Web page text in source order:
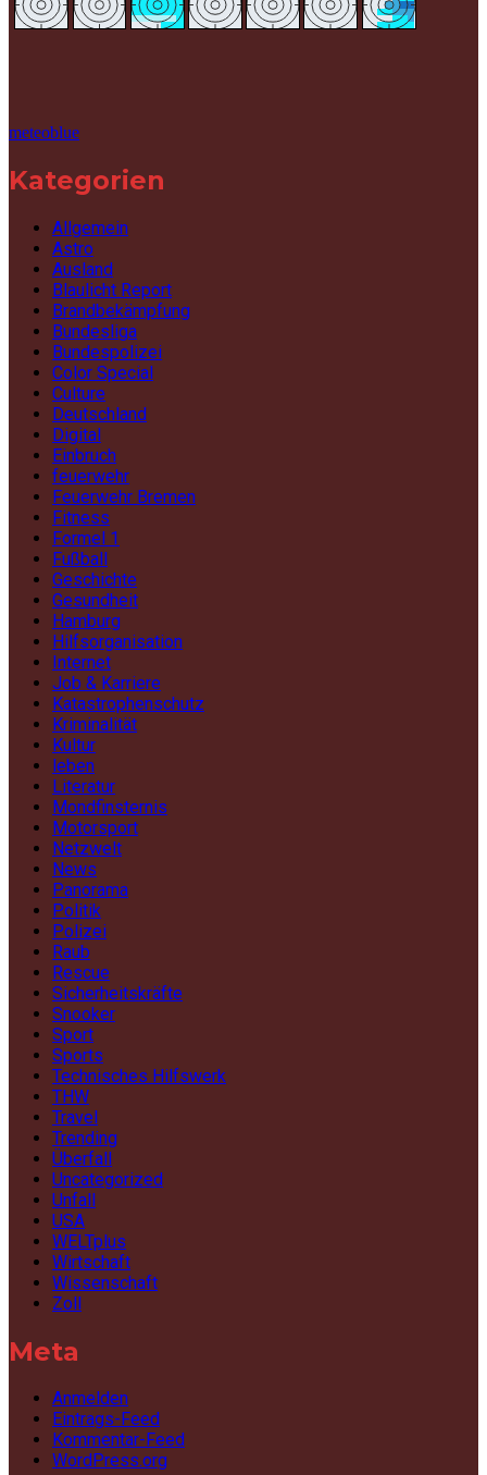
meteoblue
Kategorien
Allgemein
Astro
Ausland
Blaulicht Report
Brandbekämpfung
Bundesliga
Bundespolizei
Color Special
Culture
Deutschland
Digital
Einbruch
feuerwehr
Feuerwehr Bremen
Fitness
Formel 1
Fußball
Geschichte
Gesundheit
Hamburg
Hilfsorganisation
Internet
Job & Karriere
Katastrophenschutz
Kriminalität
Kultur
leben
Literatur
Mondfinsternis
Motorsport
Netzwelt
News
Panorama
Politik
Polizei
Raub
Rescue
Sicherheitskräfte
Snooker
Sport
Sports
Technisches Hilfswerk
THW
Travel
Trending
Überfall
Uncategorized
Unfall
USA
WELTplus
Wirtschaft
Wissenschaft
Zoll
Meta
Anmelden
Eintrags-Feed
Kommentar-Feed
WordPress.org